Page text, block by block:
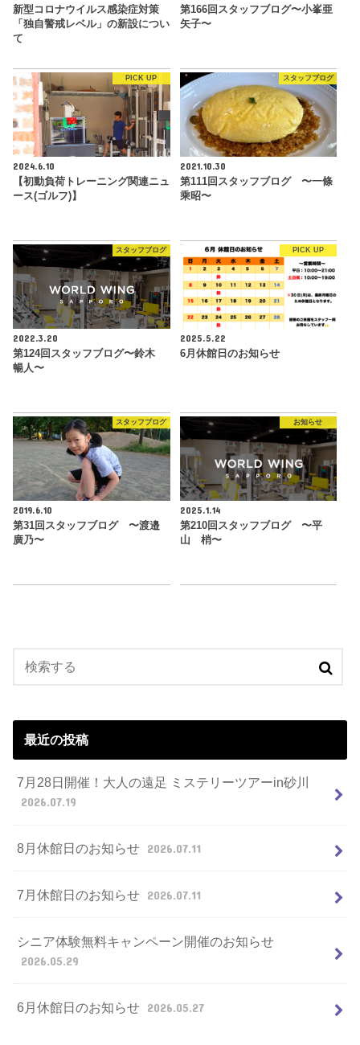
新型コロナウイルス感染症対策
「独自警戒レベル」の新設につい
て
第166回スタッフブログ〜小峯亜
矢子〜
PICK UP
2024.6.10
【初動負荷トレーニング関連ニュ
ース(ゴルフ)】
スタッフブログ
2021.10.30
第111回スタッフブログ 〜一條
乘昭〜
スタッフブログ
2022.3.20
第124回スタッフブログ〜鈴木
暢人〜
PICK UP
2025.5.22
6月休館日のお知らせ
スタッフブログ
2019.6.10
第31回スタッフブログ 〜渡邉
廣乃〜
お知らせ
2025.1.14
第210回スタッフブログ 〜平
山 梢〜
最近の投稿
7月28日開催！大人の遠足 ミステリーツアーin砂川
2026.07.19
8月休館日のお知らせ 2026.07.11
7月休館日のお知らせ 2026.07.11
シニア体験無料キャンペーン開催のお知らせ
2026.05.29
6月休館日のお知らせ 2026.05.27